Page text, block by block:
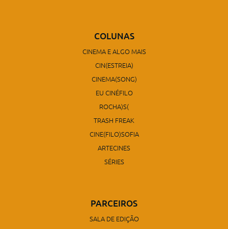
COLUNAS
CINEMA E ALGO MAIS
CIN(ESTREIA)
CINEMA(SONG)
EU CINÉFILO
ROCHA)S(
TRASH FREAK
CINE(FILO)SOFIA
ARTECINES
SÉRIES
PARCEIROS
SALA DE EDIÇÃO